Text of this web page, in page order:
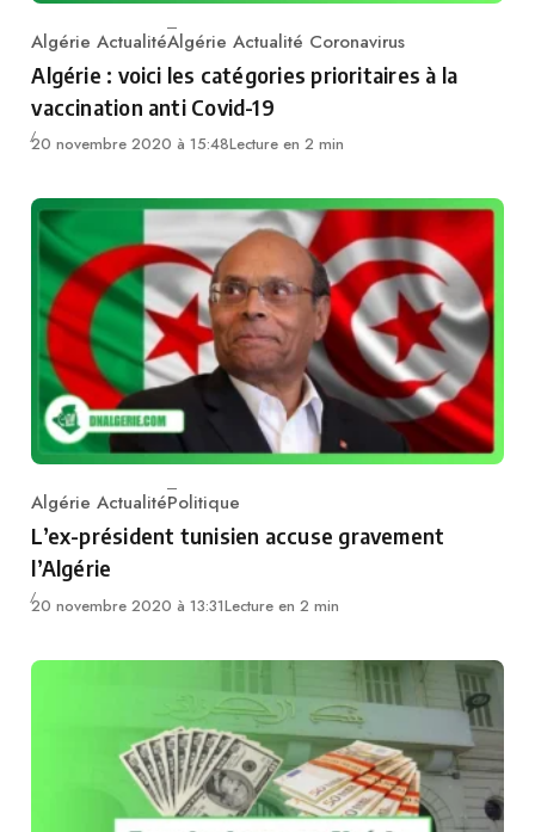
Category
Algérie ActualitéAlgérie Actualité Coronavirus
Algérie : voici les catégories prioritaires à la
vaccination anti Covid-19
20 novembre 2020 à 15:48Lecture en 2 min
Category
Algérie ActualitéPolitique
L’ex-président tunisien accuse gravement
l’Algérie
20 novembre 2020 à 13:31Lecture en 2 min